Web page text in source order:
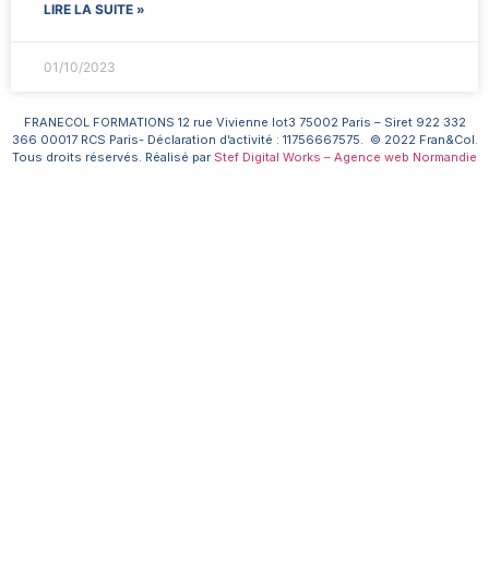
LIRE LA SUITE »
01/10/2023
FRANECOL FORMATIONS 12 rue Vivienne lot3 75002 Paris – Siret 922 332
366 00017 RCS Paris- Déclaration d’activité : 11756667575. © 2022 Fran&Col.
Tous droits réservés. Réalisé par Stef Digital Works – Agence web Normandie